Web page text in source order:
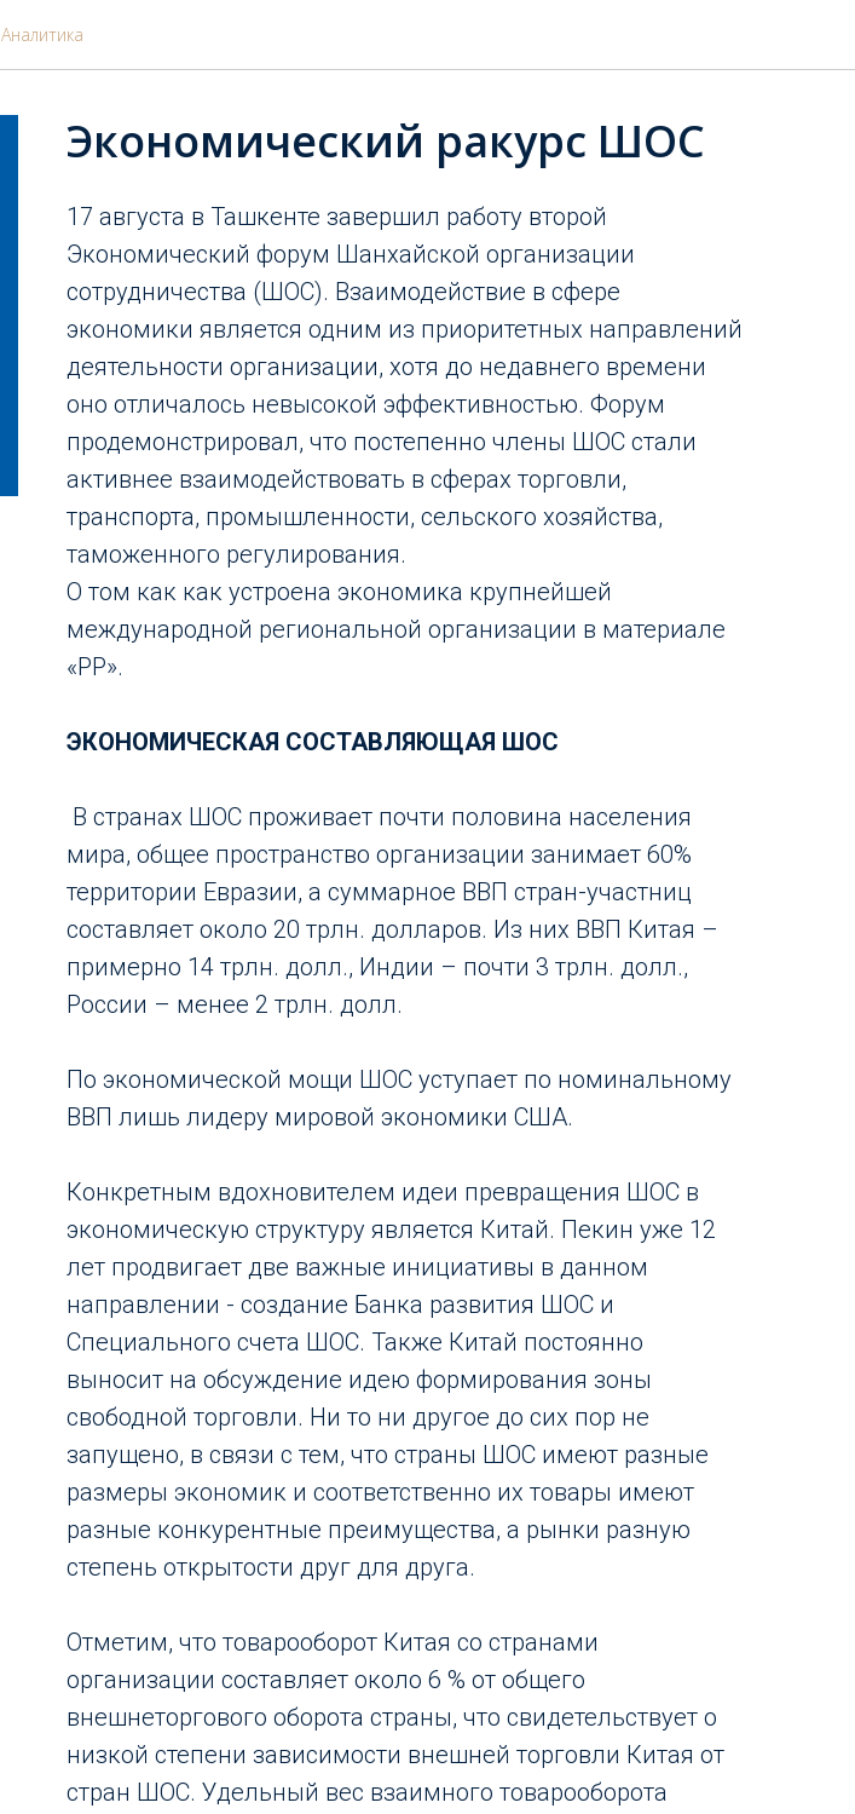
Аналитика
Экономический ракурс ШОС
17 августа в Ташкенте завершил работу второй
Экономический форум Шанхайской организации
сотрудничества (ШОС). Взаимодействие в сфере
экономики является одним из приоритетных направлений
деятельности организации, хотя до недавнего времени
оно отличалось невысокой эффективностью. Форум
продемонстрировал, что постепенно члены ШОС стали
активнее взаимодействовать в сферах торговли,
транспорта, промышленности, сельского хозяйства,
таможенного регулирования.
О том как как устроена экономика крупнейшей
международной региональной организации в материале
«РР».
ЭКОНОМИЧЕСКАЯ СОСТАВЛЯЮЩАЯ ШОС
В странах ШОС проживает почти половина населения
мира, общее пространство организации занимает 60%
территории Евразии, а суммарное ВВП стран-участниц
составляет около 20 трлн. долларов. Из них ВВП Китая –
примерно 14 трлн. долл., Индии – почти 3 трлн. долл.,
России – менее 2 трлн. долл.
По экономической мощи ШОС уступает по номинальному
ВВП лишь лидеру мировой экономики США.
Конкретным вдохновителем идеи превращения ШОС в
экономическую структуру является Китай. Пекин уже 12
лет продвигает две важные инициативы в данном
направлении - создание Банка развития ШОС и
Специального счета ШОС. Также Китай постоянно
выносит на обсуждение идею формирования зоны
свободной торговли. Ни то ни другое до сих пор не
запущено, в связи с тем, что страны ШОС имеют разные
размеры экономик и соответственно их товары имеют
разные конкурентные преимущества, а рынки разную
степень открытости друг для друга.
Отметим, что товарооборот Китая со странами
организации составляет около 6 % от общего
внешнеторгового оборота страны, что свидетельствует о
низкой степени зависимости внешней торговли Китая от
стран ШОС. Удельный вес взаимного товарооборота